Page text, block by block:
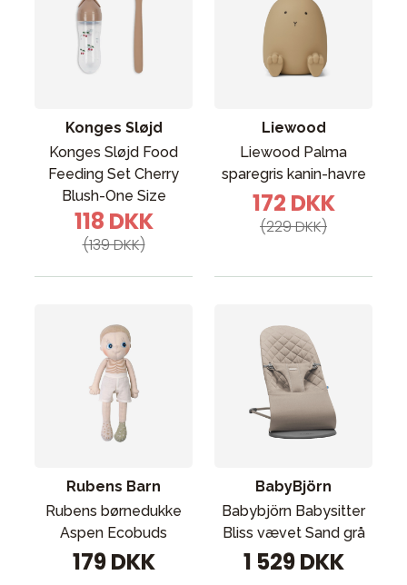
Konges Sløjd
Konges Sløjd Food
Feeding Set Cherry
Blush-One Size
118 DKK
(139 DKK)
Liewood
Liewood Palma
sparegris kanin-havre
172 DKK
(229 DKK)
Rubens Barn
Rubens børnedukke
Aspen Ecobuds
179 DKK
BabyBjörn
Babybjörn Babysitter
Bliss vævet Sand grå
1 529 DKK